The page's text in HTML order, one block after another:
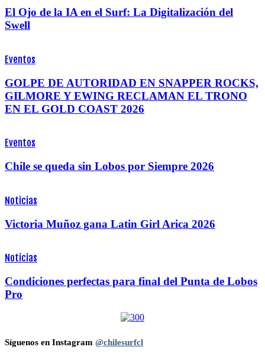
El Ojo de la IA en el Surf: La Digitalización del
Swell
Eventos
GOLPE DE AUTORIDAD EN SNAPPER ROCKS,
GILMORE Y EWING RECLAMAN EL TRONO
EN EL GOLD COAST 2026
Eventos
Chile se queda sin Lobos por Siempre 2026
Noticias
Victoria Muñoz gana Latin Girl Arica 2026
Noticias
Condiciones perfectas para final del Punta de Lobos
Pro
Síguenos en Instagram @chilesurfcl